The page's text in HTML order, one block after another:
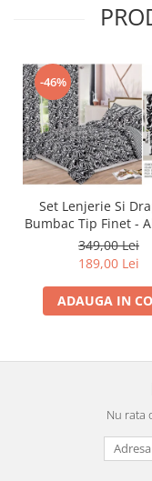
-46%
Set Lenjerie Si
Bumbac Tip Finet -
349,00 Lei
189,00 Lei
ADAUGA IN
Nu rata